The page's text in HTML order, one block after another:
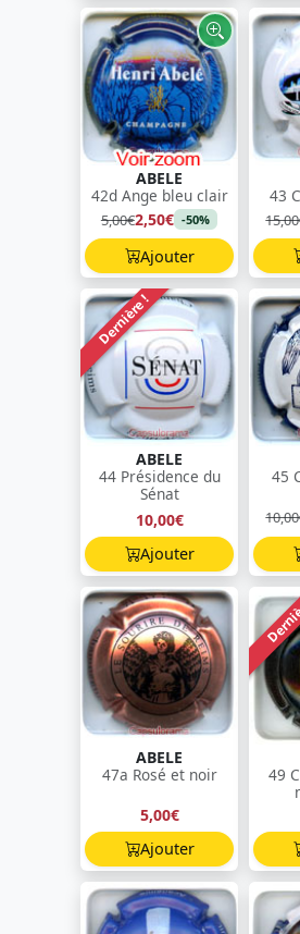
ABELE
42d Ange bleu clair
5,00€2,50€ -50%
Ajouter
43
Dernière !
ABELE
44 Présidence du
Sénat
10,00€
Ajouter
45
ABELE
47a Rosé et noir
5,00€
Ajouter
49